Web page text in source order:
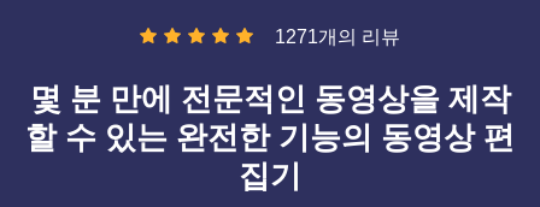
1271개의 리뷰
몇 분 만에 전문적인 동영상을 제작
할 수 있는 완전한 기능의 동영상 편
집기